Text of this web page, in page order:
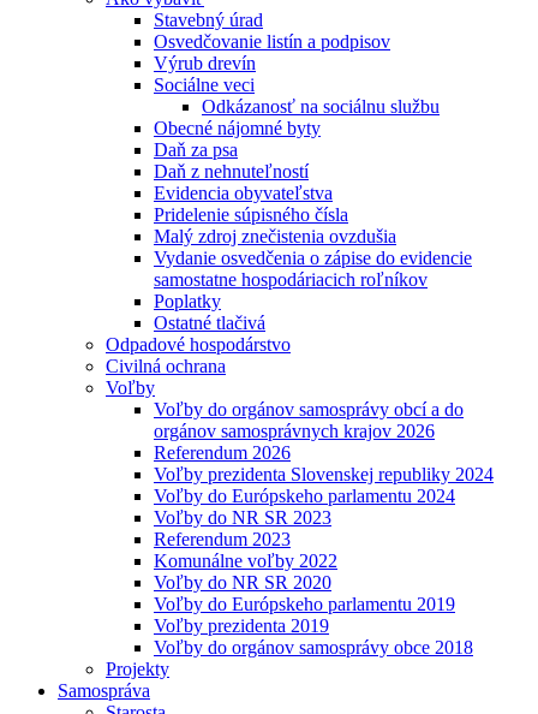
Stavebný úrad
Osvedčovanie listín a podpisov
Výrub drevín
Sociálne veci
Odkázanosť na sociálnu službu
Obecné nájomné byty
Daň za psa
Daň z nehnuteľností
Evidencia obyvateľstva
Pridelenie súpisného čísla
Malý zdroj znečistenia ovzdušia
Vydanie osvedčenia o zápise do evidencie
samostatne hospodáriacich roľníkov
Poplatky
Ostatné tlačivá
Odpadové hospodárstvo
Civilná ochrana
Voľby
Voľby do orgánov samosprávy obcí a do
orgánov samosprávnych krajov 2026
Referendum 2026
Voľby prezidenta Slovenskej republiky 2024
Voľby do Európskeho parlamentu 2024
Voľby do NR SR 2023
Referendum 2023
Komunálne voľby 2022
Voľby do NR SR 2020
Voľby do Európskeho parlamentu 2019
Voľby prezidenta 2019
Voľby do orgánov samosprávy obce 2018
Projekty
Samospráva